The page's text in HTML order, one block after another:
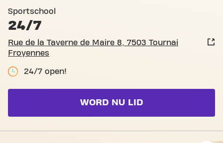
Sportschool
24/7
Rue de la Taverne de Maire 8, 7503 Tournai
Froyennes
24/7 open!
WORD NU LID